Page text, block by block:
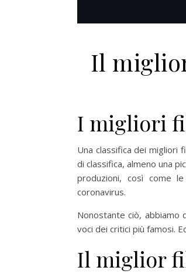
Il
I migliori
Una classifica dei migliori
di classifica, almeno una
produzioni, così come
coronavirus.
Nonostante ciò, abbiamo
voci dei critici più famosi.
Il miglior